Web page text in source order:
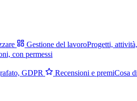
Gestione del lavoroProgetti,
con permessi
GDPR Recensioni e premiCosa